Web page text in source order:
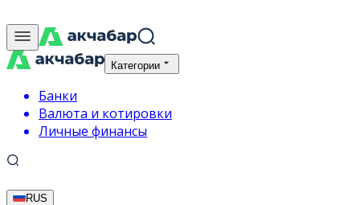
Категории
Банки
Валюта и котировки
Личные финансы
RUS